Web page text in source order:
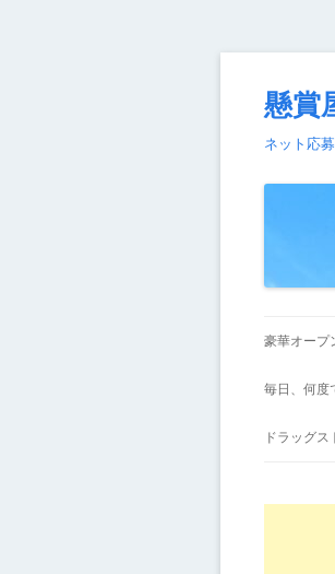
懸賞
ネット応
豪華オープ
毎日、何度
ドラッグス